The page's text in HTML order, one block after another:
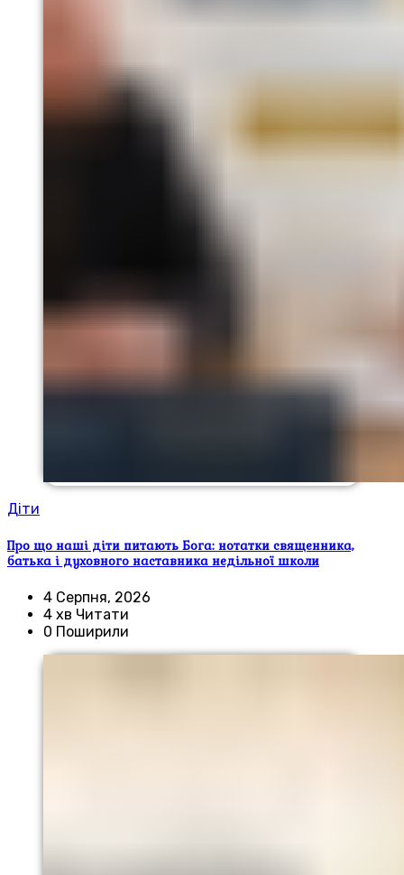
Діти
Про що наші діти питають Бога: нотатки священника,
батька і духовного наставника недільної школи
4 Серпня, 2026
4 хв Читати
0 Поширили